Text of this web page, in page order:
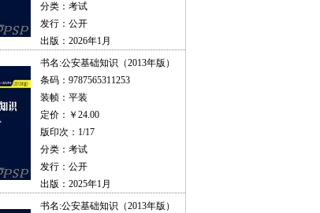
分类：考试
发行：公开
出版：2026年1月
书名:公安基础知识（2013年版）
条码：9787565311253
装帧：平装
定价：￥24.00
版印次：1/17
分类：考试
发行：公开
出版：2025年1月
书名:公安基础知识（2013年版）